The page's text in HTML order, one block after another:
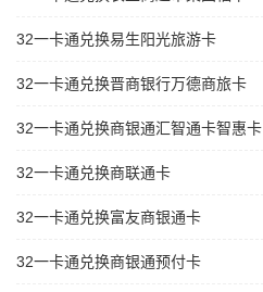
32一卡通兑换易生阳光旅游卡
32一卡通兑换晋商银行万德商旅卡
32一卡通兑换商银通汇智通卡智惠卡
32一卡通兑换商联通卡
32一卡通兑换富友商银通卡
32一卡通兑换商银通预付卡